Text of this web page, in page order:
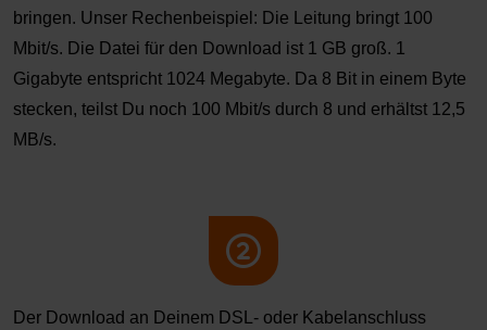
bringen. Unser Rechenbeispiel: Die Leitung bringt 100
Mbit/s. Die Datei für den Download ist 1 GB groß. 1
Gigabyte entspricht 1024 Megabyte. Da 8 Bit in einem Byte
stecken, teilst Du noch 100 Mbit/s durch 8 und erhältst 12,5
MB/s.
Der Download an Deinem DSL- oder Kabelanschluss